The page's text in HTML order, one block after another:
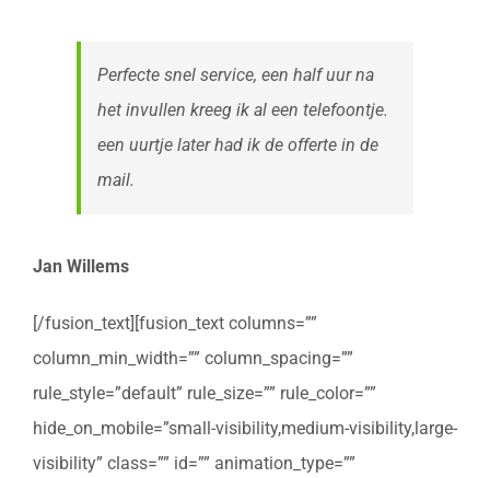
Perfecte snel service, een half uur na
het invullen kreeg ik al een telefoontje.
een uurtje later had ik de offerte in de
mail.
Jan Willems
[/fusion_text][fusion_text columns=””
column_min_width=”” column_spacing=””
rule_style=”default” rule_size=”” rule_color=””
hide_on_mobile=”small-visibility,medium-visibility,large-
visibility” class=”” id=”” animation_type=””